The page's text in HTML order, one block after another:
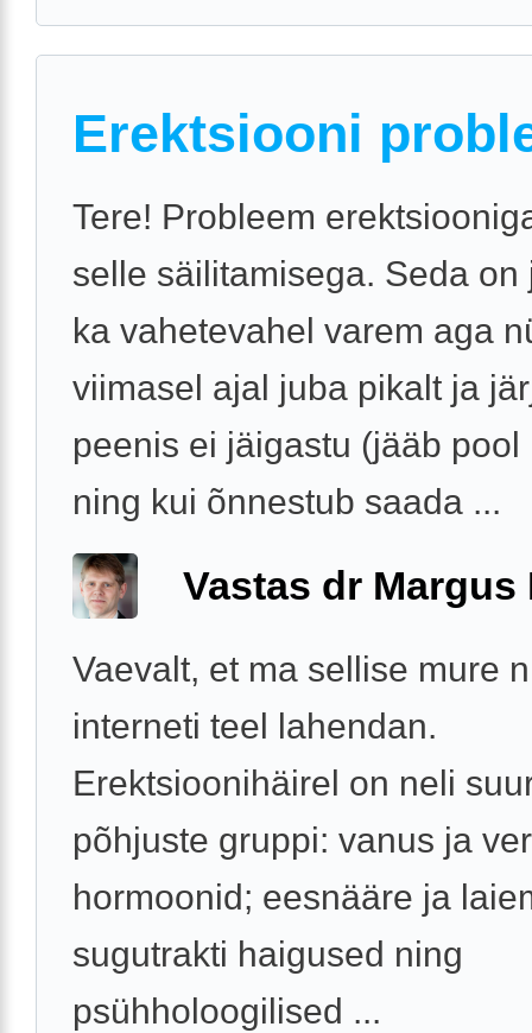
Erektsiooni
Tere! Probleem
selle säilitamisega. Seda on
ka vahetevahel varem aga
viimasel ajal juba pikalt ja
peenis ei jäigastu (jääb pool
ning kui õnnestub saada ...
Vastas dr Margus
Vaevalt, et ma sellise mure
interneti teel lahendan.
Erektsioonihäirel on neli
põhjuste gruppi: vanus ja
hormoonid; eesnääre ja
sugutrakti haigused ning
psühholoogilised ...